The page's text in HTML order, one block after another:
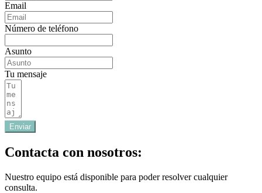
Email
Número de teléfono
Asunto
Tu mensaje
Enviar
Contacta con nosotros:
Nuestro equipo está disponible para poder resolver cualquier
consulta.